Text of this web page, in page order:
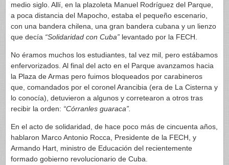
medio siglo. Allí, en la plazoleta Manuel Rodríguez del Parque,
a poca distancia del Mapocho, estaba el pequeño escenario,
con una bandera chilena, una gran bandera cubana y un lienzo
que decía “Solidaridad con Cuba” levantado por la FECH.
No éramos muchos los estudiantes, tal vez mil, pero estábamos
enfervorizados. Al final del acto en el Parque avanzamos hacia
la Plaza de Armas pero fuimos bloqueados por carabineros
que, comandados por el coronel Arancibia (era de La Cisterna y
lo conocía), detuvieron a algunos y corretearon a otros tras
recibir la orden: “Córranles guaraca”.
En el acto de solidaridad, de hace poco más de cincuenta años,
hablaron Marco Antonio Rocca, Presidente de la FECH, y
Armando Hart, ministro de Educación del recientemente
formado gobierno revolucionario de Cuba.